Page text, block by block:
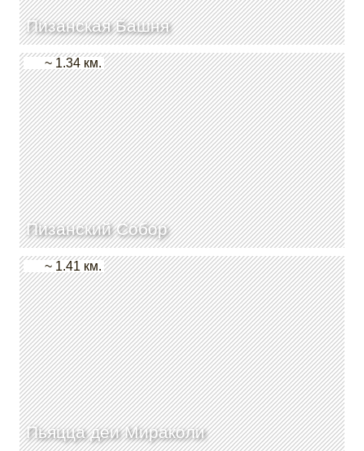
Пизанская Башня
Пизанский Собор
~ 1.34 км.
Пьяцца деи Мираколи
~ 1.41 км.